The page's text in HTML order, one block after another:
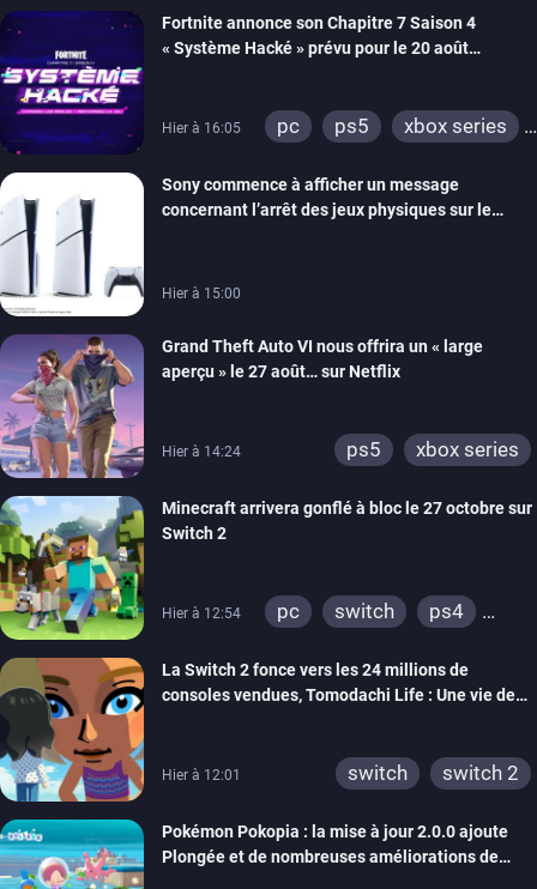
Fortnite annonce son Chapitre 7 Saison 4
« Système Hacké » prévu pour le 20 août
Hier à 16:05 pc ps5
xbox series
ps4
xbox one
switch 2
Sony commence à afficher un message
concernant l’arrêt des jeux physiques sur le
Hier à 15:00
Grand Theft Auto VI nous offrira un « large
aperçu » le 27 août… sur Netflix
Hier à 14:24 ps5 xbox series
Minecraft arrivera gonflé à bloc le 27 octobre sur
Switch 2
Hier à 12:54 pc switch
ps4
wiiu
3ds
ps3
xbox 360
switch 2
La Switch 2 fonce vers les 24 millions de
consoles vendues, Tomodachi Life : Une vie de
Hier à 12:01 switch switch 2
Pokémon Pokopia : la mise à jour 2.0.0 ajoute
Plongée et de nombreuses améliorations de